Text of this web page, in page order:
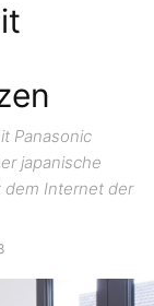
Panasonic
japanische
dem Internet der